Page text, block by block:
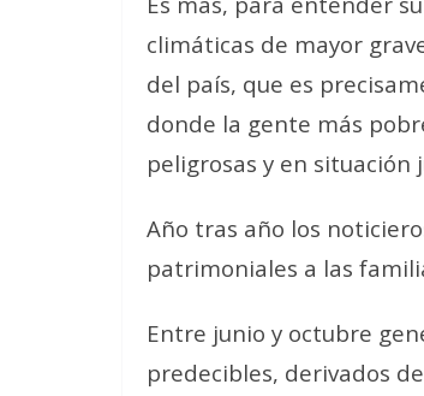
climáticas de mayor
del país, que es
donde la gente más
peligrosas y en
Año tras año los
patrimoniales a las
Entre junio y octubre
predecibles, derivados